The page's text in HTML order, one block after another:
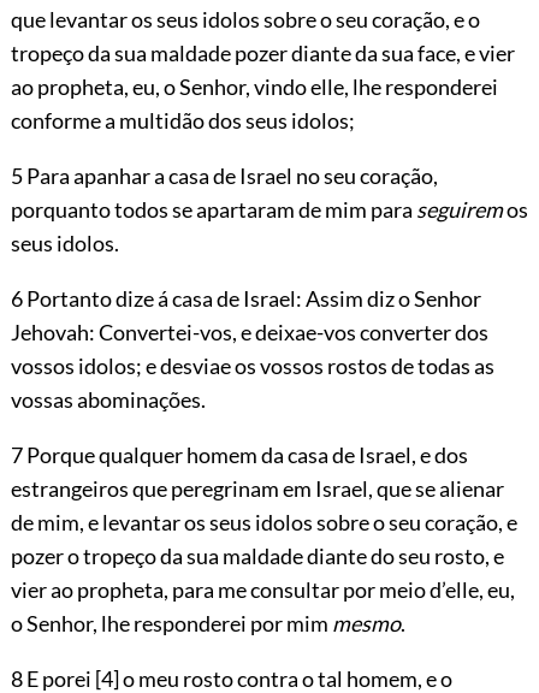
que levantar os seus idolos sobre o seu coração, e o
tropeço da sua maldade pozer diante da sua face, e vier
ao propheta, eu, o Senhor, vindo elle, lhe responderei
conforme a multidão dos seus idolos;
5 Para apanhar a casa de Israel no seu coração,
porquanto todos se apartaram de mim para seguiremos
seus idolos.
6 Portanto dize á casa de Israel: Assim diz o Senhor
Jehovah: Convertei-vos, e deixae-vos converter dos
vossos idolos; e desviae os vossos rostos de todas as
vossas abominações.
7 Porque qualquer homem da casa de Israel, e dos
estrangeiros que peregrinam em Israel, que se alienar
de mim, e levantar os seus idolos sobre o seu coração, e
pozer o tropeço da sua maldade diante do seu rosto, e
vier ao propheta, para me consultar por meio d’elle, eu,
o Senhor, lhe responderei por mim mesmo.
8 E porei [4]o meu rosto contra o tal homem, e o